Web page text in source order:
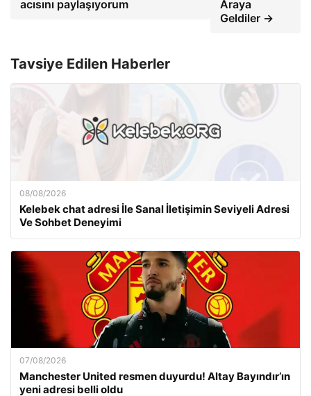
acısını paylaşıyorum
Araya
Geldiler →
Tavsiye Edilen Haberler
08/08/2026
Kelebek chat adresi İle Sanal İletişimin Seviyeli Adresi
Ve Sohbet Deneyimi
07/08/2026
Manchester United resmen duyurdu! Altay Bayındır’ın
yeni adresi belli oldu